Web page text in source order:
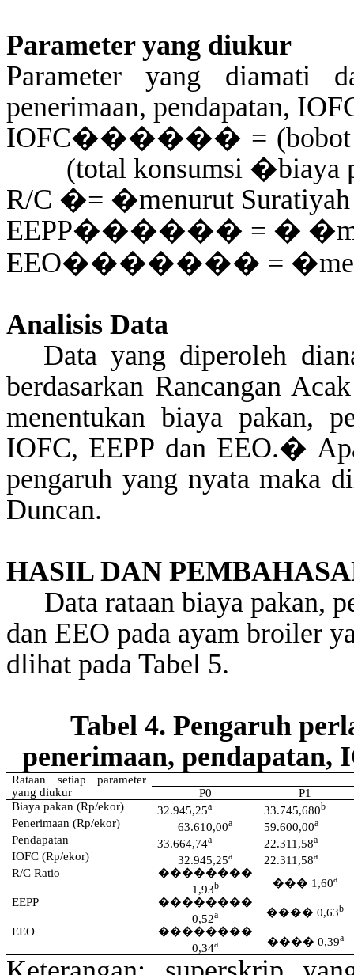
Parameter yang diukur
Parameter yang diamati
penerimaan, pendapatan,
IOFC������ =
(total konsumsi �biaya
R/C �= �menurut
EEPP������ = � �
EEO������� = �
Analisis Data
Data yang diperoleh
berdasarkan Rancangan
menentukan biaya pakan,
IOFC, EEPP dan EEO.�
pengaruh yang nyata maka
Duncan.
HASIL DAN
Data rataan biaya pakan,
dan EEO pada ayam broiler
dlihat pada Tabel 5.
Tabel 4. Pengaruh
penerimaan, pendapatan,
Rataan setiap parameter
yang diukur
P0
P1
Biaya pakan (Rp/ekor) 32.945,25a 33.745,680b
Penerimaan (Rp/ekor) 63.610,00a 59.600,00a
Pendapatan 33.664,74a 22.311,58a
IOFC (Rp/ekor) 32.945,25a 22.311,58a
R/C Ratio
��������
1,93b ��� 1,60a
EEPP
��������
0,52a ���� 0,63b
EEO
��������
0,34a ���� 0,39a